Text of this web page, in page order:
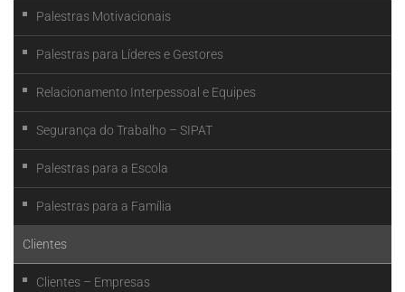
Palestras Motivacionais
Palestras para Líderes e Gestores
Relacionamento Interpessoal e Equipes
Segurança do Trabalho – SIPAT
Palestras para a Escola
Palestras para a Família
Clientes
Clientes – Empresas